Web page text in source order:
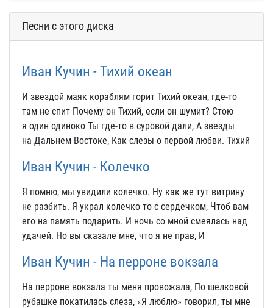
Песни с этого диска
Иван Кучин - Тихий океан
И звездой маяк кораблям горит Тихий океан, где-то
там не спит Почему он Тихий, если он шумит? Стою
я один одиноко Ты где-то в суровой дали, А звезды
на Дальнем Востоке, Как слезы о первой любви. Тихий
Иван Кучин - Колечко
Я помню, мы увидили колечко. Ну как же тут витрину
не разбить. Я украл колечко то с сердечком, Чтоб вам
его на память подарить. И ночь со мной смеялась над
удачей. Но вы сказале мне, что я не прав, И
Иван Кучин - На перроне вокзала
На перроне вокзала ты меня провожала, По шелковой
рубашке покатилась слеза, «Я люблю» говорил, ты мне